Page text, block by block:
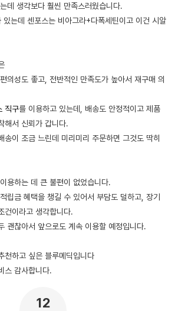
데 생각보다 훨씬 만족스러웠습니다.
있는데 센포스는 비아그라+다폭세틴이고 이건 시알
의성도 좋고, 전반적인 만족도가 높아서 재구매 의
직구를 이용하고 있는데, 배송도 안정적이고 제품
해서 신뢰가 갑니다.
송이 조금 느린데 미리미리 주문하면 그것도 딱히
용하는 데 큰 불편이 없었습니다.
립금 혜택을 챙길 수 있어서 부담도 덜하고, 장기
건이라고 생각합니다.
괜찮아서 앞으로도 계속 이용할 예정입니다.
천하고 싶은 블루메딕입니다
스 감사합니다.
12